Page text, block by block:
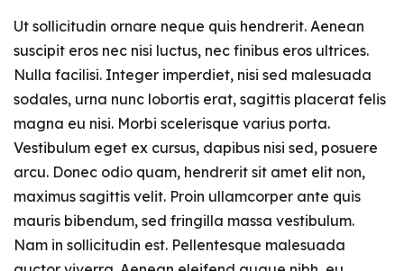
Ut sollicitudin ornare neque quis hendrerit. Aenean
suscipit eros nec nisi luctus, nec finibus eros ultrices.
Nulla facilisi. Integer imperdiet, nisi sed malesuada
sodales, urna nunc lobortis erat, sagittis placerat felis
magna eu nisi. Morbi scelerisque varius porta.
Vestibulum eget ex cursus, dapibus nisi sed, posuere
arcu. Donec odio quam, hendrerit sit amet elit non,
maximus sagittis velit. Proin ullamcorper ante quis
mauris bibendum, sed fringilla massa vestibulum.
Nam in sollicitudin est. Pellentesque malesuada